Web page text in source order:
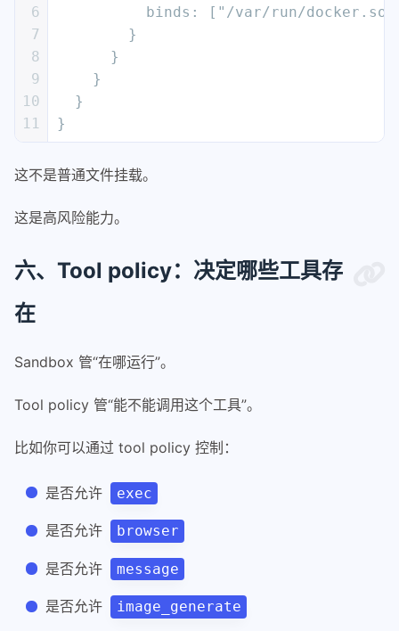
6
7
8
9
10
11
binds: ["/var/run/
        }
      }
    }
  }
}
这不是普通文件挂载。
这是高风险能力。
六、Tool policy：决定哪些工具存
在
Sandbox 管“在哪运行”。
Tool policy 管“能不能调用这个工具”。
比如你可以通过 tool policy 控制：
是否允许 exec
是否允许 browser
是否允许 message
是否允许 image_generate